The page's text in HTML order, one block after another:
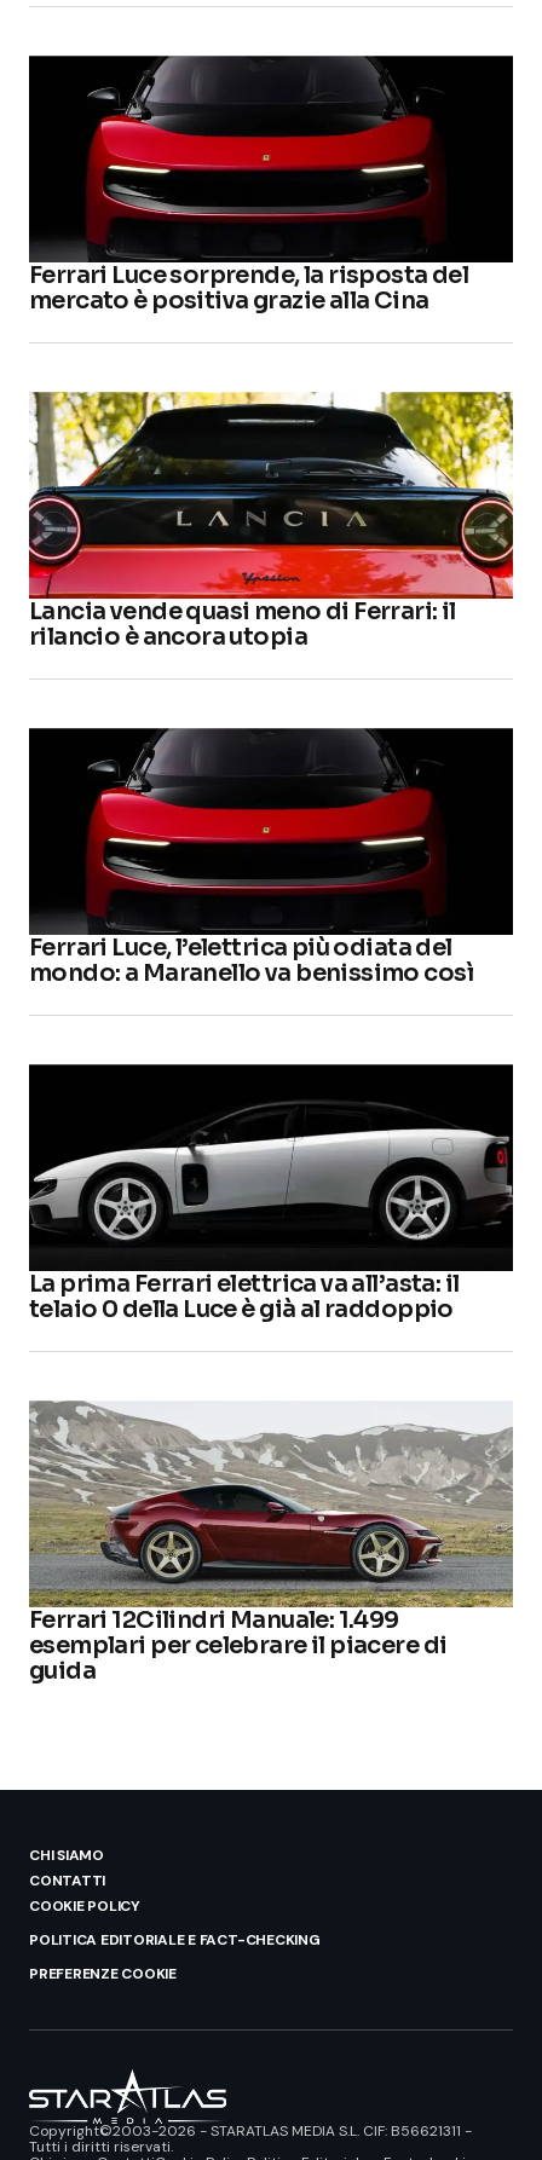
Ferrari Luce sorprende, la risposta del
mercato è positiva grazie alla Cina
Lancia vende quasi meno di Ferrari: il
rilancio è ancora utopia
Ferrari Luce, l’elettrica più odiata del
mondo: a Maranello va benissimo così
La prima Ferrari elettrica va all’asta: il
telaio 0 della Luce è già al raddoppio
Ferrari 12Cilindri Manuale: 1.499
esemplari per celebrare il piacere di
guida
CHI SIAMO
CONTATTI
COOKIE POLICY
POLITICA EDITORIALE E FACT-CHECKING
PREFERENZE COOKIE
Copyright©2003-2026 - STARATLAS MEDIA S.L. CIF: B56621311 -
Tutti i diritti riservati.